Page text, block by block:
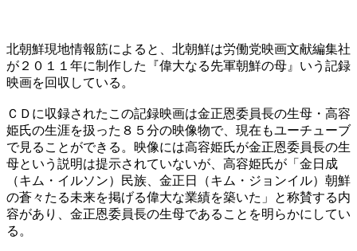
北朝鮮現地情報筋によると、北朝鮮は労働党映画文献編集社
が２０１１年に制作した『偉大なる先軍朝鮮の母』いう記録
映画を回収している。
ＣＤに収録されたこの記録映画は金正恩委員長の生母・高容
姫氏の生涯を扱った８５分の映像物で、現在もユーチューブ
で見ることができる。映像には高容姫氏が金正恩委員長の生
母という説明は提示されていないが、高容姫氏が「金日成
（キム・イルソン）民族、金正日（キム・ジョンイル）朝鮮
の蒼々たる未来を掲げる偉大な業績を築いた」と称賛する内
容があり、金正恩委員長の生母であることを明らかにしてい
る。